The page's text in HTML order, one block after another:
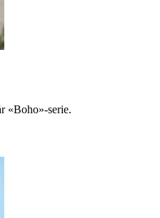
«Boho»-serie.